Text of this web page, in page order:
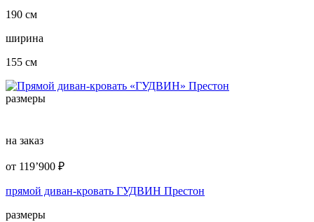
190 см
ширина
155 см
размеры
на заказ
от 119’900 ₽
прямой диван-кровать ГУДВИН Престон
размеры